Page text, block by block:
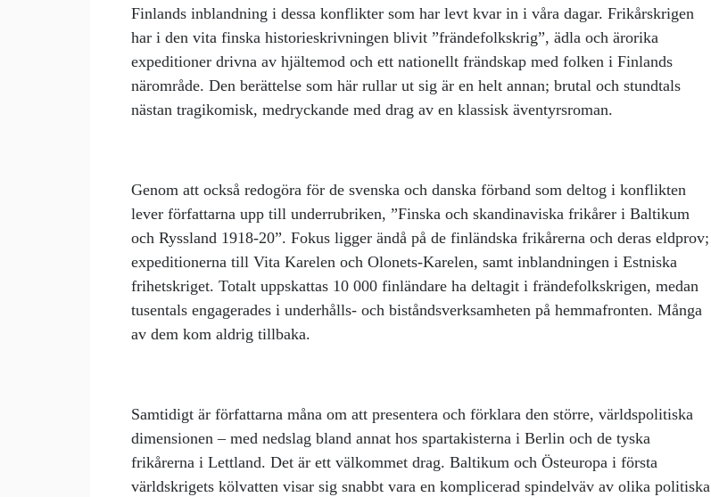
Finlands inblandning i dessa konflikter som har levt kvar in i våra dagar. Frikårskrigen
har i den vita finska historieskrivningen blivit ”frändefolkskrig”, ädla och ärorika
expeditioner drivna av hjältemod och ett nationellt frändskap med folken i Finlands
närområde. Den berättelse som här rullar ut sig är en helt annan; brutal och stundtals
nästan tragikomisk, medryckande med drag av en klassisk äventyrsroman.
Genom att också redogöra för de svenska och danska förband som deltog i konflikten
lever författarna upp till underrubriken, ”Finska och skandinaviska frikårer i Baltikum
och Ryssland 1918-20”. Fokus ligger ändå på de finländska frikårerna och deras eldprov;
expeditionerna till Vita Karelen och Olonets-Karelen, samt inblandningen i Estniska
frihetskriget. Totalt uppskattas 10 000 finländare ha deltagit i frändefolkskrigen, medan
tusentals engagerades i underhålls- och biståndsverksamheten på hemmafronten. Många
av dem kom aldrig tillbaka.
Samtidigt är författarna måna om att presentera och förklara den större, världspolitiska
dimensionen – med nedslag bland annat hos spartakisterna i Berlin och de tyska
frikårerna i Lettland. Det är ett välkommet drag. Baltikum och Östeuropa i första
världskrigets kölvatten visar sig snabbt vara en komplicerad spindelväv av olika politiska